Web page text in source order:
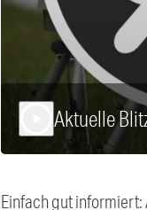
Aktuelle
Einfach gut informiert: